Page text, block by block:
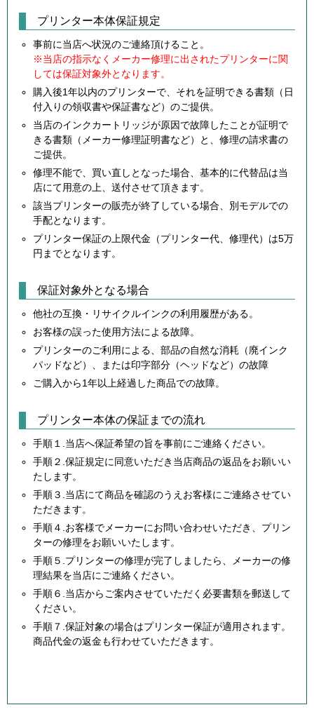
プリンター本体保証規定
事前に当店へ状況のご連絡頂けること。
※当店の指示なくメーカー修理に出されたプリンターに関
しては保証対象外となります。
購入後1年以内のプリンターで、それを証明できる書類（日
付入りの領収書や保証書など）のご提供。
当店のインクカートリッジが原因で故障したことが証明で
きる書類（メーカー修理証明書など）と、修理の請求書の
ご提供。
修理不能で、買い直しとなった場合、基本的に代替品は当
店にて用意の上、送付させて頂きます。
該当プリンターの販売が終了している場合、別モデルでの
手配となります。
プリンター保証の上限代金（プリンター代、修理代）は5万
円までとなります。
保証対象外となる場合
他社の互換・リサイクルインクの利用履歴がある。
お客様の誤った使用方法による故障。
プリンターのご利用による、部品の自然な消耗（廃インク
パッドなど）、または印字部分（ヘッドなど）の故障
ご購入から1年以上経過した商品での故障。
プリンター本体の保証までの流れ
手順１.当店へ保証希望の旨を事前にご連絡ください。
手順２.保証規定に同意いただき当店商品の返品をお願いい
たします。
手順３.当店にて商品を確認のうえお客様にご連絡させてい
ただきます。
手順４.お客様でメーカーにお問い合わせいただき、プリン
ターの修理をお願いいたします。
手順５.プリンターの修理が完了しましたら、メーカーの修
理結果を当店にご連絡ください。
手順６.当店からご案内させていただく必要書類を郵送して
ください。
手順７.保証対象の場合はプリンター保証が適用されます。
商品代金の返金も行わせていただきます。